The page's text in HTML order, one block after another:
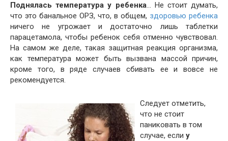
Поднялась температура у ребенка… Не стоит думать,
что это банальное ОРЗ, что, в общем, здоровью ребенка
ничего не угрожает и достаточно лишь таблетки
парацетамола, чтобы ребенок себя отменно чувствовал.
На самом же деле, такая защитная реакция организма,
как температура может быть вызвана массой причин,
кроме того, в ряде случаев сбивать ее и вовсе не
рекомендуется.
Следует отметить,
что не стоит
паниковать в том
случае, если у